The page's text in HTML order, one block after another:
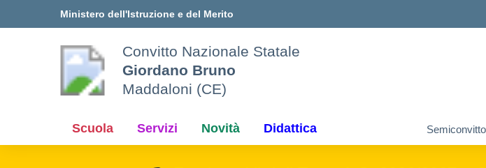
Ministero dell'Istruzione e del Merito
Convitto Nazionale Statale
Giordano Bruno
Maddaloni (CE)
Scuola Servizi Novità Didattica Semiconvitto